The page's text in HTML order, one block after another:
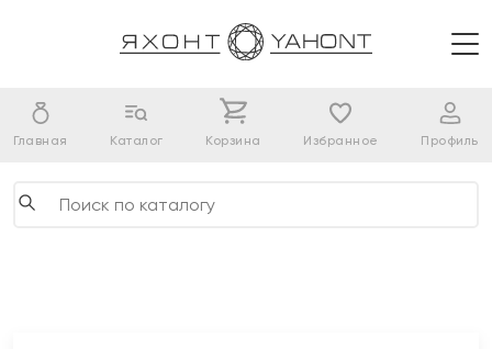
Главная Каталог Корзина Избранное Профиль